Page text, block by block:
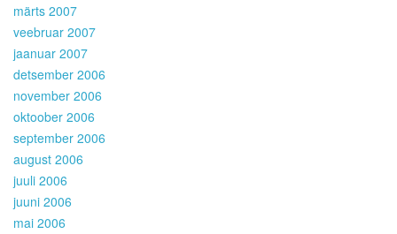
märts 2007
veebruar 2007
jaanuar 2007
detsember 2006
november 2006
oktoober 2006
september 2006
august 2006
juuli 2006
juuni 2006
mai 2006